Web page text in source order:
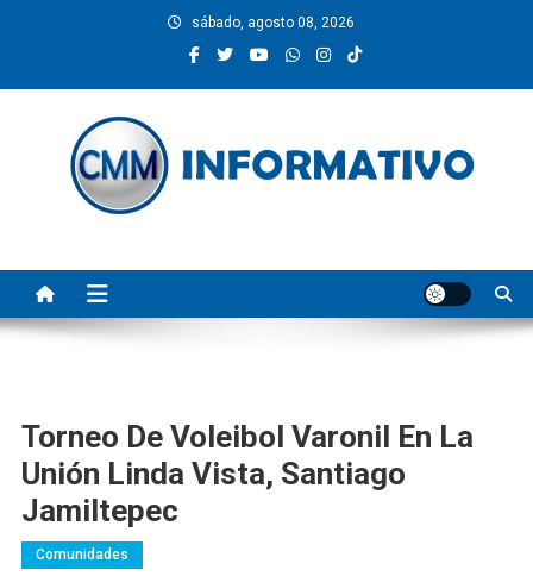
sábado, agosto 08, 2026
Torneo De Voleibol Varonil En La
Unión Linda Vista, Santiago
Jamiltepec
Comunidades